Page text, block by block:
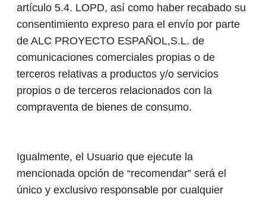
artículo 5.4. LOPD, así como haber recabado su
consentimiento expreso para el envío por parte
de ALC PROYECTO ESPAÑOL,S.L. de
comunicaciones comerciales propias o de
terceros relativas a productos y/o servicios
propios o de terceros relacionados con la
compraventa de bienes de consumo.
Igualmente, el Usuario que ejecute la
mencionada opción de “recomendar” será el
único y exclusivo responsable por cualquier